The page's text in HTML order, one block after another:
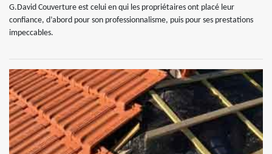
G.David Couverture est celui en qui les propriétaires ont placé leur
confiance, d’abord pour son professionnalisme, puis pour ses prestations
impeccables.